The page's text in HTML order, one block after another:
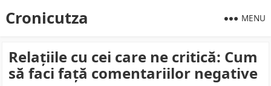
Cronicutza MENU
Relațiile cu cei care ne critică: Cum
să faci față comentariilor negative